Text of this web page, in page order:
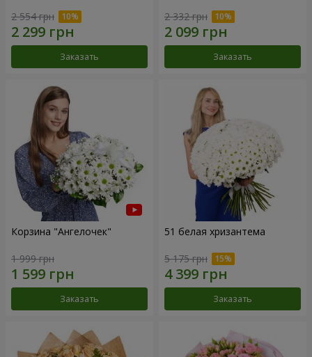
2 554 грн
Заказать
2 332 грн
Заказать
Корзина "Ангелочек"
1 999 грн
Заказать
51 белая хризантема
5 175 грн
Заказать